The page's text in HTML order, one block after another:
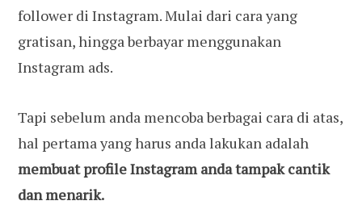
follower di Instagram. Mulai dari cara yang
gratisan, hingga berbayar menggunakan
Instagram ads.
Tapi sebelum anda mencoba berbagai cara di atas,
hal pertama yang harus anda lakukan adalah
membuat profile Instagram anda tampak cantik
dan menarik.